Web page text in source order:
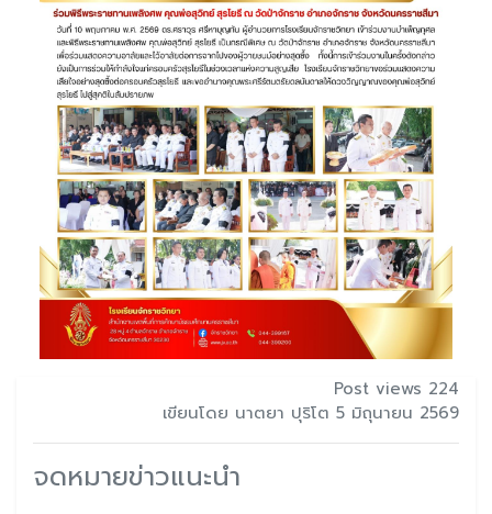
Post views 224
เขียนโดย นาตยา ปุริโต 5 มิถุนายน 2569
จดหมายข่าวแนะนำ